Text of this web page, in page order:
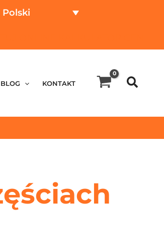
Polski
BLOG KONTAKT